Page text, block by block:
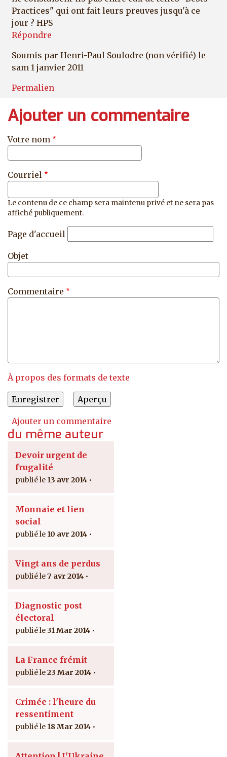
Practices" qui ont fait leurs preuves jusqu'à ce
jour ? HPS
Répondre
Soumis par Henri-Paul Soulodre (non vérifié) le
sam 1 janvier 2011
Permalien
Ajouter un commentaire
Votre nom
Courriel
Le contenu de ce champ sera maintenu privé et ne sera pas
affiché publiquement.
Page d'accueil
Objet
Commentaire
À propos des formats de texte
Ajouter un commentaire
du même auteur
Devoir urgent de
frugalité
13 avr 2014
Monnaie et lien
social
10 avr 2014
Vingt ans de perdus
7 avr 2014
Diagnostic post
électoral
31 Mar 2014
La France frémit
23 Mar 2014
Crimée : l'heure du
ressentiment
18 Mar 2014